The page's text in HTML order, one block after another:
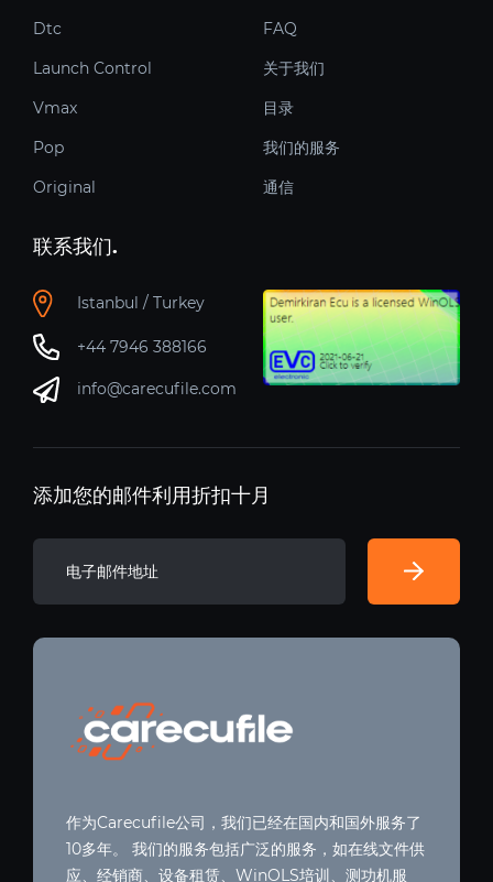
Dtc
Launch Control
Vmax
Pop
Original
FAQ
关于我们
目录
我们的服务
通信
联系我们.
Istanbul / Turkey
+44 7946 388166
info@carecufile.com
添加您的邮件利用折扣十月
作为Carecufile公司，我们已经在国内和国外服务了
10多年。 我们的服务包括广泛的服务，如在线文件供
应、经销商、设备租赁、WinOLS培训、测功机服